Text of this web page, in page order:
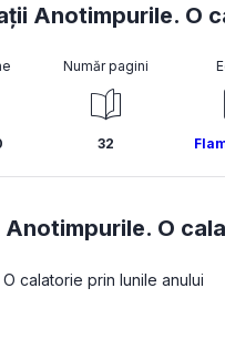
Anotimpurile. O
Număr pagini
32
Anotimpurile. O
calatorie prin lunile anului